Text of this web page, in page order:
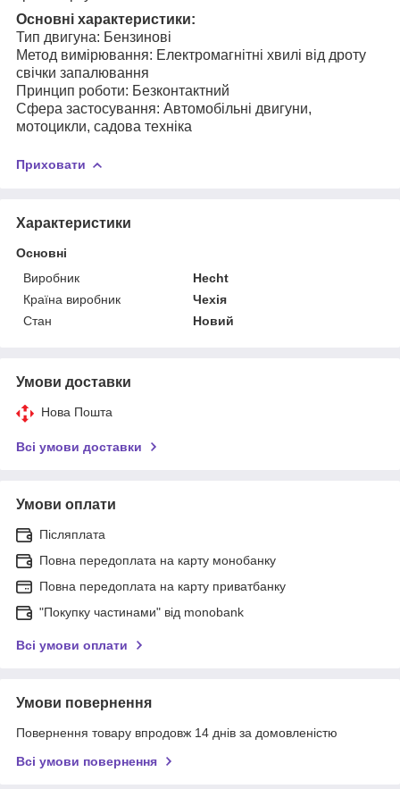
Основні характеристики:
Тип двигуна: Бензинові
Метод вимірювання: Електромагнітні хвилі від дроту
свічки запалювання
Принцип роботи: Безконтактний
Сфера застосування: Автомобільні двигуни,
мотоцикли, садова техніка
Приховати
Характеристики
Основні
Виробник
Hecht
Країна виробник
Чехія
Стан
Новий
Умови доставки
Нова Пошта
Всі умови доставки
Умови оплати
Післяплата
Повна передоплата на карту монобанку
Повна передоплата на карту приватбанку
"Покупку частинами" від monobank
Всі умови оплати
Умови повернення
Повернення товару впродовж 14 днів за домовленістю
Всі умови повернення